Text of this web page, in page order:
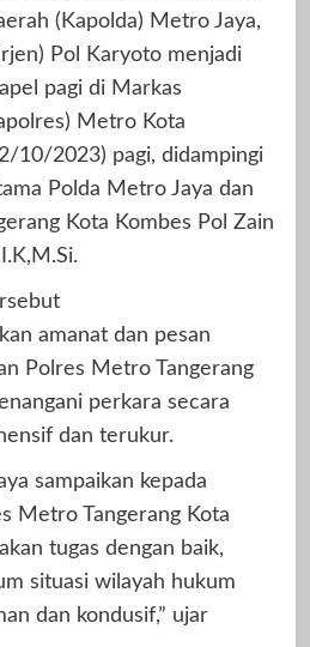
(Kapolda) Metro Jaya,
Pol Karyoto menjadi
pagi di Markas
Metro Kota
10/2023) pagi, didampingi
Polda Metro Jaya dan
Kota Kombes Pol Zain
amanat dan pesan
Polres Metro Tangerang
perkara secara
dan terukur.
sampaikan kepada
Metro Tangerang Kota
tugas dengan baik,
situasi wilayah hukum
dan kondusif,” ujar